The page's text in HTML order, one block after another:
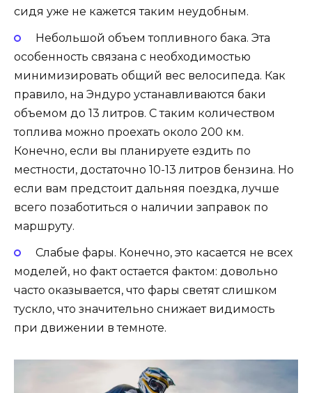
сидя уже не кажется таким неудобным.
Небольшой объем топливного бака. Эта
особенность связана с необходимостью
минимизировать общий вес велосипеда. Как
правило, на Эндуро устанавливаются баки
объемом до 13 литров. С таким количеством
топлива можно проехать около 200 км.
Конечно, если вы планируете ездить по
местности, достаточно 10-13 литров бензина. Но
если вам предстоит дальняя поездка, лучше
всего позаботиться о наличии заправок по
маршруту.
Слабые фары. Конечно, это касается не всех
моделей, но факт остается фактом: довольно
часто оказывается, что фары светят слишком
тускло, что значительно снижает видимость
при движении в темноте.